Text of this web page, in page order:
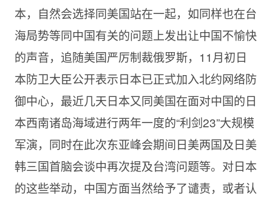
本，自然会选择同美国站在一起，如同样也在台
海局势等同中国有关的问题上发出让中国不愉快
的声音，追随美国严厉制裁俄罗斯，11月初日
本防卫大臣公开表示日本已正式加入北约网络防
御中心，最近几天日本又同美国在面对中国的日
本西南诸岛海域进行两年一度的“利剑23”大规模
军演，同时在此次东亚峰会期间日美两国及日美
韩三国首脑会谈中再次提及台湾问题等。对日本
的这些举动，中国方面当然给予了谴责，或者认